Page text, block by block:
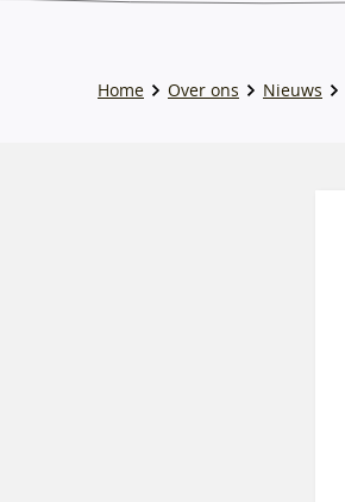
Home Over ons Nieuws